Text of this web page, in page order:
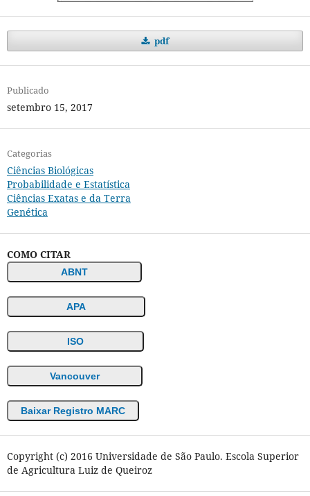
pdf
Publicado
setembro 15, 2017
Categorias
Ciências Biológicas
Probabilidade e Estatística
Ciências Exatas e da Terra
Genética
COMO CITAR
ABNT
APA
ISO
Vancouver
Baixar Registro MARC
Copyright (c) 2016 Universidade de São Paulo. Escola Superior
de Agricultura Luiz de Queiroz